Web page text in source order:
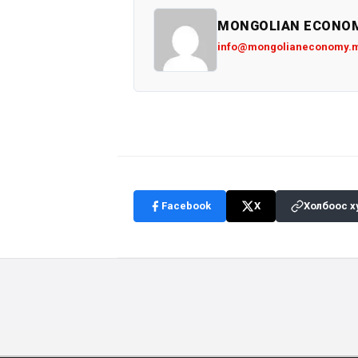
MONGOLIAN
Facebook X Холбоос